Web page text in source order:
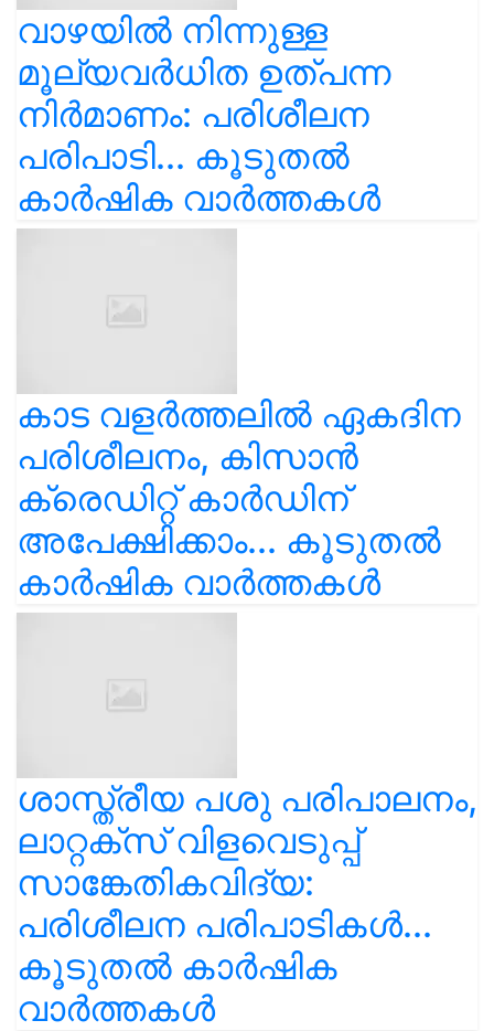
വാഴയിൽ നിന്നുള്ള
മൂല്യവർധിത ഉത്പന്ന
നിർമാണം: പരിശീലന
പരിപാടി... കൂടുതൽ
കാർഷിക വാർത്തകൾ
കാട വളര്‍ത്തലിൽ ഏകദിന
പരിശീലനം, കിസാൻ
ക്രെഡിറ്റ് കാർഡിന്
അപേക്ഷിക്കാം... കൂടുതൽ
കാർഷിക വാർത്തകൾ
ശാസ്ത്രീയ പശു പരിപാലനം,
ലാറ്റക്സ് വിളവെടുപ്പ്
സാങ്കേതികവിദ്യ:
പരിശീലന പരിപാടികൾ...
കൂടുതൽ കാർഷിക
വാർത്തകൾ